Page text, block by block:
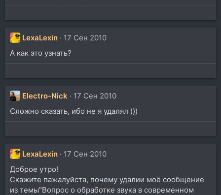
LexaLexin
17 Сен 2010
А как это узнать?
Electro-Nick
17 Сен 2010
Сложно сказать, ибо не я удалял )))
LexaLexin
17 Сен 2010
Доброе утро!
Скажите пажалуйста, почему удалии моё сообщение
из темы"Вопрос о обработке звука в современном